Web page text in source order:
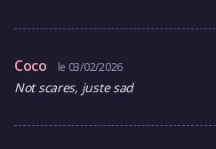
Coco le 03/02/2026
Not scares, juste sad